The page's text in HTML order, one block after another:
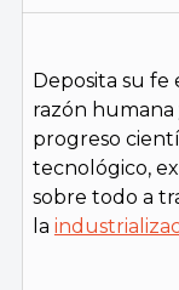
Deposita su fe
razón humana
progreso
tecnológico,
sobre todo a
la